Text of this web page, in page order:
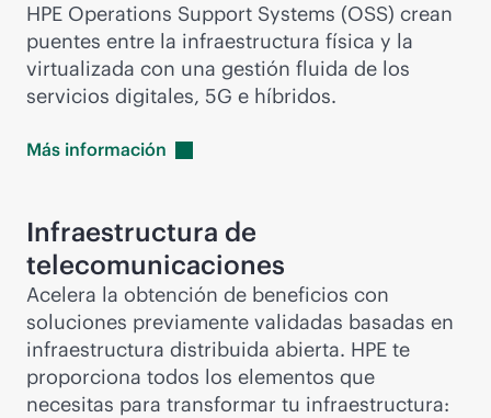
HPE Operations Support Systems (OSS) crean
puentes entre la infraestructura física y la
virtualizada con una gestión fluida de los
servicios digitales, 5G e híbridos.
Más información
Infraestructura de
telecomunicaciones
Acelera la obtención de beneficios con
soluciones previamente validadas basadas en
infraestructura distribuida abierta. HPE te
proporciona todos los elementos que
necesitas para transformar tu infraestructura: